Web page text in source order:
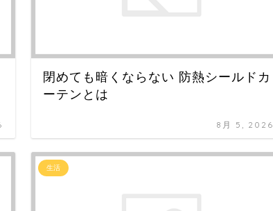
閉めても暗くならない 防熱シールドカ
ーテンとは
8月 5, 2026
生活